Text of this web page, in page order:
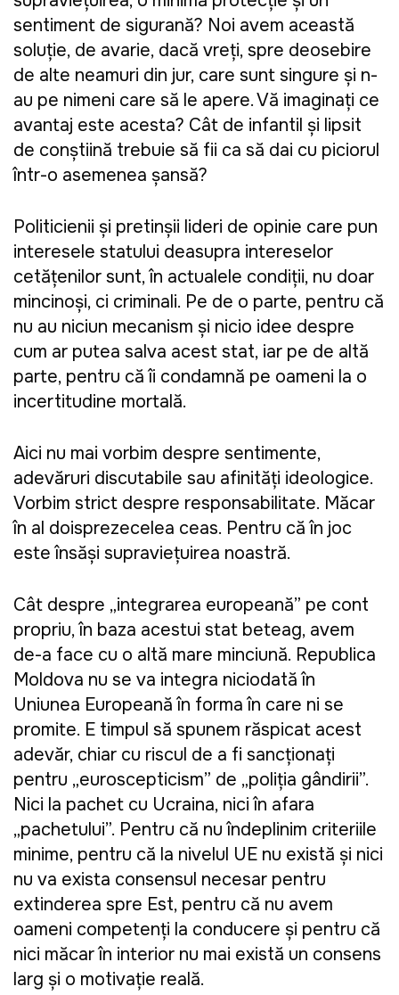
sentiment de siguranță? Noi avem această
soluție, de avarie, dacă vreți, spre deosebire
de alte neamuri din jur, care sunt singure și n-
au pe nimeni care să le apere. Vă imaginați ce
avantaj este acesta? Cât de infantil și lipsit
de conștiință trebuie să fii ca să dai cu piciorul
într-o asemenea șansă?
Politicienii și pretinșii lideri de opinie care pun
interesele statului deasupra intereselor
cetățenilor sunt, în actualele condiții, nu doar
mincinoși, ci criminali. Pe de o parte, pentru că
nu au niciun mecanism și nicio idee despre
cum ar putea salva acest stat, iar pe de altă
parte, pentru că îi condamnă pe oameni la o
incertitudine mortală.
Aici nu mai vorbim despre sentimente,
adevăruri discutabile sau afinități ideologice.
Vorbim strict despre responsabilitate. Măcar
în al doisprezecelea ceas. Pentru că în joc
este însăși supraviețuirea noastră.
Cât despre „integrarea europeană” pe cont
propriu, în baza acestui stat beteag, avem
de-a face cu o altă mare minciună. Republica
Moldova nu se va integra niciodată în
Uniunea Europeană în forma în care ni se
promite. E timpul să spunem răspicat acest
adevăr, chiar cu riscul de a fi sancționați
pentru „euroscepticism” de „poliția gândirii”.
Nici la pachet cu Ucraina, nici în afara
„pachetului”. Pentru că nu îndeplinim criteriile
minime, pentru că la nivelul UE nu există și nici
nu va exista consensul necesar pentru
extinderea spre Est, pentru că nu avem
oameni competenți la conducere și pentru că
nici măcar în interior nu mai există un consens
larg și o motivație reală.